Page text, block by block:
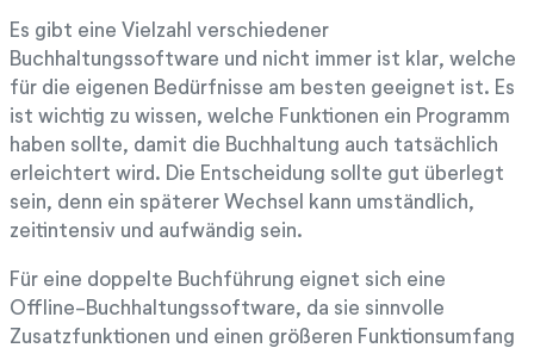
Es gibt eine Vielzahl verschiedener
Buchhaltungssoftware und nicht immer ist klar, welche
für die eigenen Bedürfnisse am besten geeignet ist. Es
ist wichtig zu wissen, welche Funktionen ein Programm
haben sollte, damit die Buchhaltung auch tatsächlich
erleichtert wird. Die Entscheidung sollte gut überlegt
sein, denn ein späterer Wechsel kann umständlich,
zeitintensiv und aufwändig sein.
Für eine doppelte Buchführung eignet sich eine
Offline-Buchhaltungssoftware, da sie sinnvolle
Zusatzfunktionen und einen größeren Funktionsumfang